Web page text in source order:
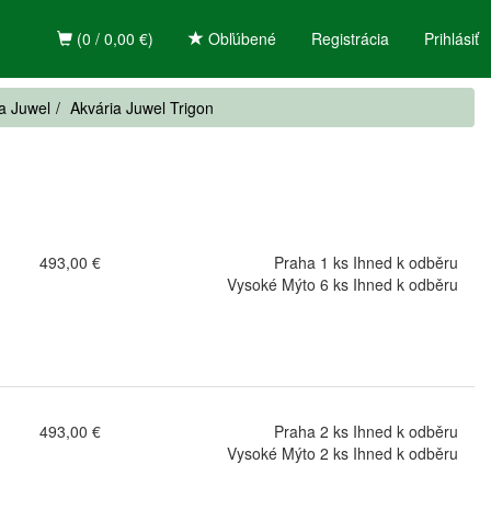
Registrácia Prihlásiť
(0 / 0,00 €) Obľúbené
Juwel Akvária Juwel Trigon
493,00 €
Praha 1 ks Ihned k odběru
Vysoké Mýto 6 ks Ihned k odběru
493,00 €
Praha 2 ks Ihned k odběru
Vysoké Mýto 2 ks Ihned k odběru